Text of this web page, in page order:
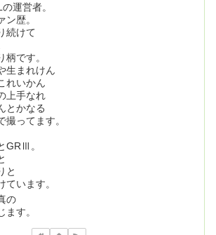
運営者。
ン歴。
続けて
柄です。
生まれけん
れいかん
上手なれ
とかなる
撮ってます。
GRⅢ。
と
ています。
の
ます。